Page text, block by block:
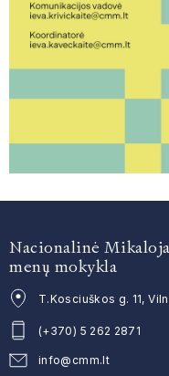
Nacionalinė
menų mokykla
T.Kosciuškos g. 11,
(+370) 5 262 2871
info@cmm.lt